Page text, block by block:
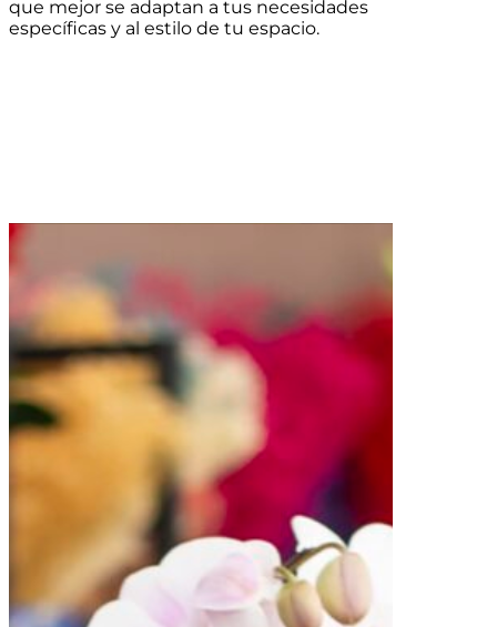
que mejor se adaptan a tus necesidades
específicas y al estilo de tu espacio.